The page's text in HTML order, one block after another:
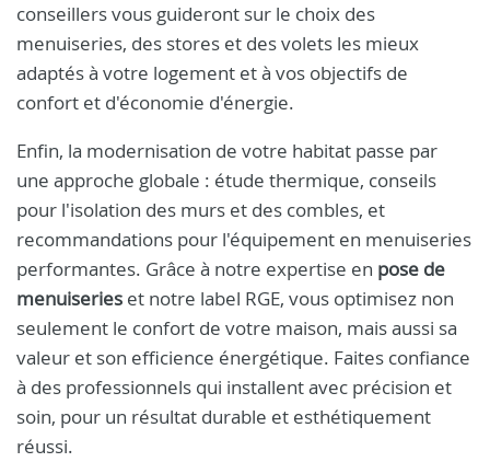
conseillers vous guideront sur le choix des
menuiseries, des stores et des volets les mieux
adaptés à votre logement et à vos objectifs de
confort et d'économie d'énergie.
Enfin, la modernisation de votre habitat passe par
une approche globale : étude thermique, conseils
pour l'isolation des murs et des combles, et
recommandations pour l'équipement en menuiseries
performantes. Grâce à notre expertise en pose de
menuiseries et notre label RGE, vous optimisez non
seulement le confort de votre maison, mais aussi sa
valeur et son efficience énergétique. Faites confiance
à des professionnels qui installent avec précision et
soin, pour un résultat durable et esthétiquement
réussi.